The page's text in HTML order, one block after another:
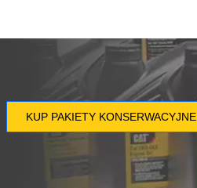
KUP PAKIETY KONSERWACYJNE